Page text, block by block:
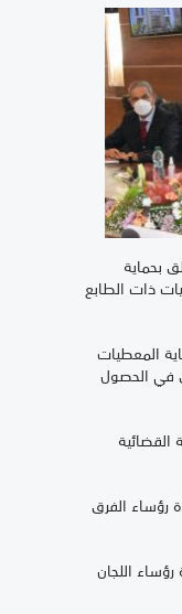
رقم 09.08 المتعلق بحماية
ذات الطابع
المعطيات
في الحصول
رؤساء الفرق
اللجان